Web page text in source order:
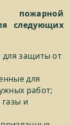
пожарной
следующих
для защиты от
для
работ;
и